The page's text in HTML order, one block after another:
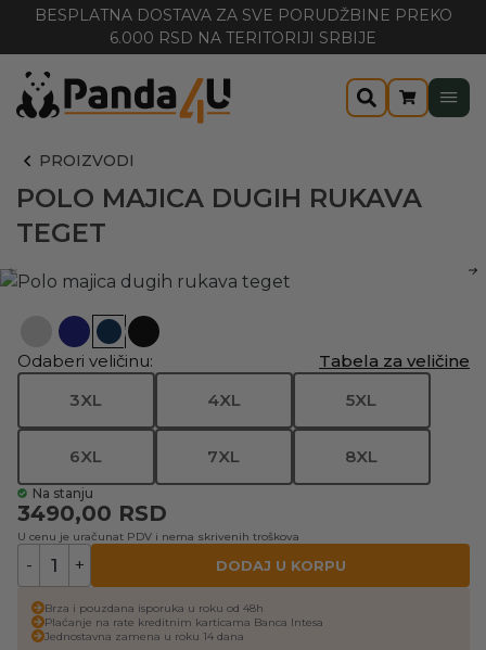
BESPLATNA DOSTAVA ZA SVE PORUDŽBINE PREKO
6.000 RSD NA TERITORIJI SRBIJE
PROIZVODI
POLO MAJICA DUGIH RUKAVA
TEGET
Odaberi veličinu:
Tabela za veličine
3XL
4XL 5XL
6XL 7XL 8XL
Na stanju
3490,00 RSD
U cenu je uračunat PDV i nema skrivenih troškova
- + DODAJ U KORPU
Brza i pouzdana isporuka u roku od 48h
Plaćanje na rate kreditnim karticama Banca Intesa
Jednostavna zamena u roku 14 dana